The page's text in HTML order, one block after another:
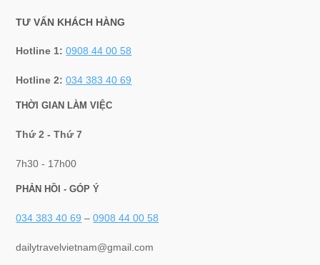
TƯ VẤN KHÁCH HÀNG
Hotline 1:0908 44 00 58
Hotline 2:034 383 40 69
THỜI GIAN LÀM VIỆC
Thứ 2 - Thứ 7
7h30 - 17h00
PHẢN HỒI - GÓP Ý
034 383 40 69 –0908 44 00 58
dailytravelvietnam@gmail.com